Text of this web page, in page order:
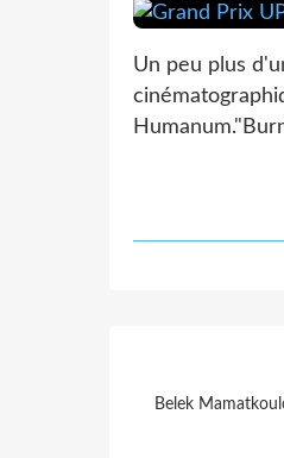
Un peu plus
Belek